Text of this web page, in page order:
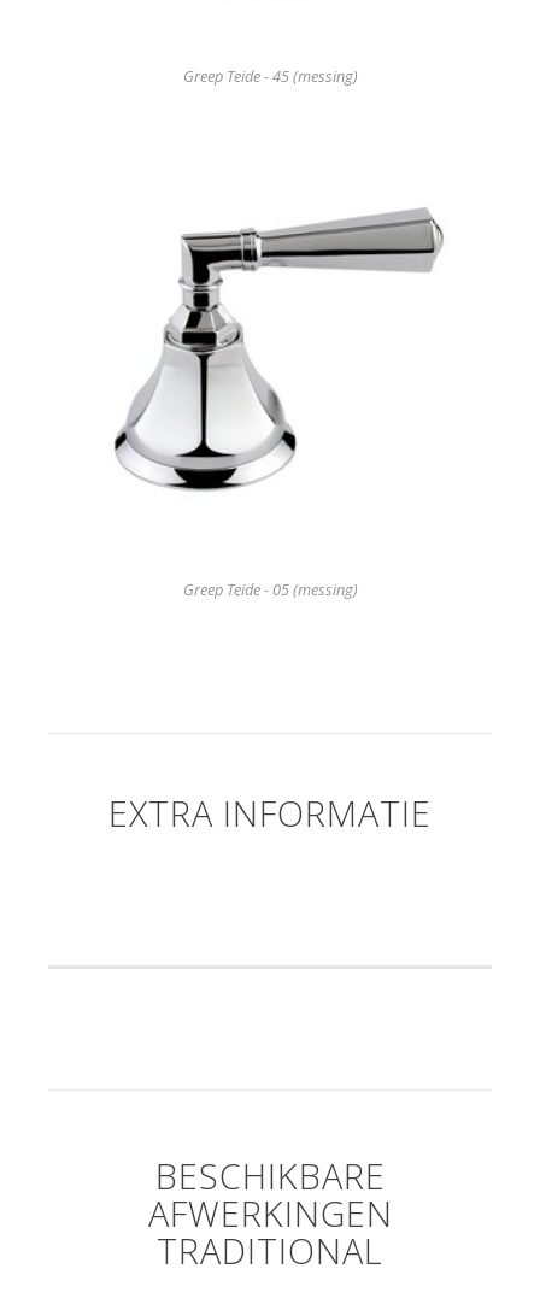
Greep Teide - 45 (messing)
Greep Teide - 05 (messing)
EXTRA INFORMATIE
BESCHIKBARE
AFWERKINGEN
TRADITIONAL